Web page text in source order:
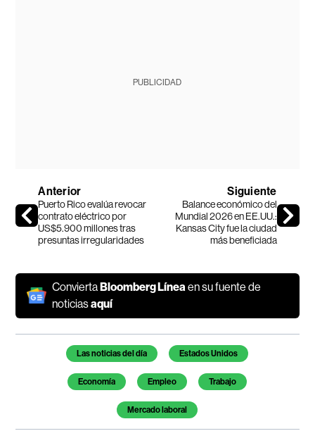
PUBLICIDAD
Anterior
Puerto Rico evalúa revocar
contrato eléctrico por
US$5.900 millones tras
presuntas irregularidades
Siguiente
Balance económico del
Mundial 2026 en EE.UU.:
Kansas City fue la ciudad
más beneficiada
ConviertaBloomberg Línea en su fuente de
noticiasaquí
Temas de este artículo
Las noticias del día Estados Unidos
Economía Empleo Trabajo
Mercado laboral